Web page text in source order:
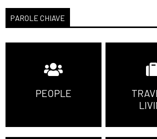
[16]Zetafobia 2. La
morta, di Gualtiero
incipit
[09]Risorgemia, di
Tagliapietra: incipit
PAROLE CHIAVE
PEOPLE